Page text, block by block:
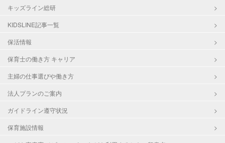
キッズライン総研
KIDSLINE記事一覧
保活情報
保育士の働き方 キャリア
主婦の仕事選びや働き方
法人プランのご案内
ガイドライン遵守状況
保育施設情報